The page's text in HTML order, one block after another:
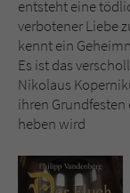
entsteht eine
verbotener Liebe
kennt ein
Es ist das
Nikolaus
ihren
heben wird
Zweck
Name
Anbieter
Laufzeit